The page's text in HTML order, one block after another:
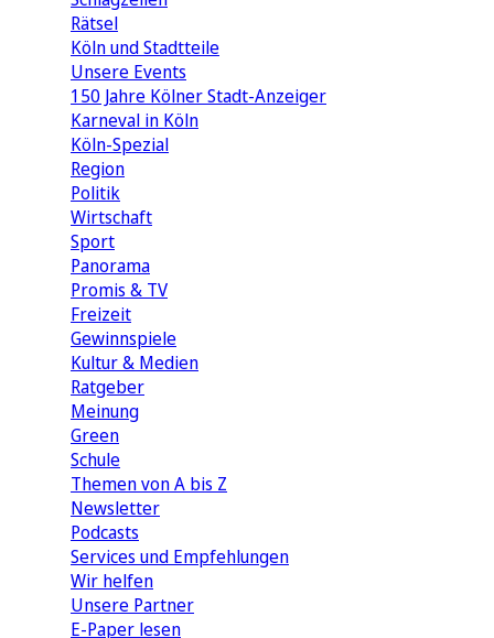
Rätsel
Köln und Stadtteile
Unsere Events
150 Jahre Kölner Stadt-Anzeiger
Karneval in Köln
Köln-Spezial
Region
Politik
Wirtschaft
Sport
Panorama
Promis & TV
Freizeit
Gewinnspiele
Kultur & Medien
Ratgeber
Meinung
Green
Schule
Themen von A bis Z
Newsletter
Podcasts
Services und Empfehlungen
Wir helfen
Unsere Partner
E-Paper lesen